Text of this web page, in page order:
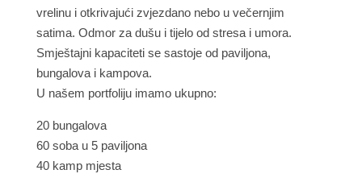
vrelinu i otkrivajući zvjezdano nebo u večernjim
satima. Odmor za dušu i tijelo od stresa i umora.
Smještajni kapaciteti se sastoje od paviljona,
bungalova i kampova.
U našem portfoliju imamo ukupno:
20 bungalova
60 soba u 5 paviljona
40 kamp mjesta